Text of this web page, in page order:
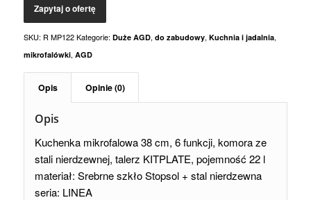
SKU: R MP122 Kategorie: Duże AGD, do zabudowy, Kuchnia i jadalnia,
mikrofalówki, AGD
Opis Opinie (0)
Opis
Kuchenka mikrofalowa 38 cm, 6 funkcji, komora ze
stali nierdzewnej, talerz KITPLATE, pojemność 22 l
materiał: Srebrne szkło Stopsol + stal nierdzewna
seria: LINEA